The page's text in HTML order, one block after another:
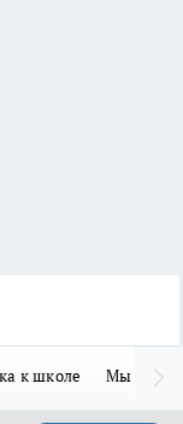
к школе Мы в MAX